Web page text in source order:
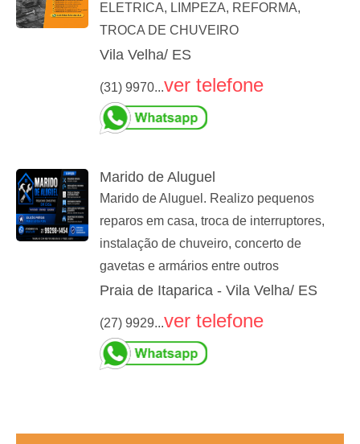
ELETRICA, LIMPEZA, REFORMA,
TROCA DE CHUVEIRO
Vila Velha/ ES
(31) 9970...ver telefone
Marido de Aluguel
Marido de Aluguel. Realizo pequenos
reparos em casa, troca de interruptores,
instalação de chuveiro, concerto de
gavetas e armários entre outros
Praia de Itaparica - Vila Velha/ ES
(27) 9929...ver telefone